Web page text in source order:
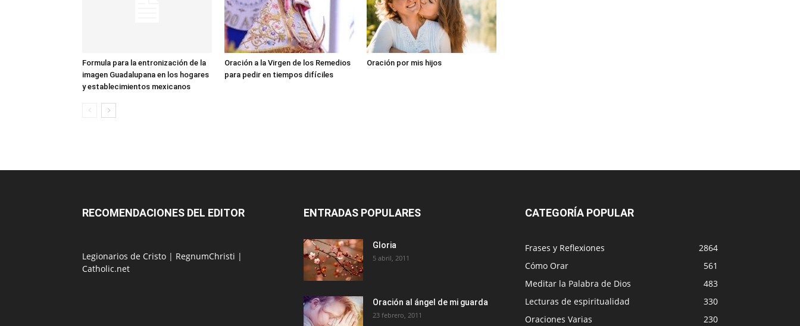
Formula para la entronización de la
imagen Guadalupana en los hogares
y establecimientos mexicanos
Oración a la Virgen de los Remedios
para pedir en tiempos difíciles
Oración por mis hijos
RECOMENDACIONES DEL EDITOR
Legionarios de Cristo | RegnumChristi |
Catholic.net
ENTRADAS POPULARES
Gloria
5 abril, 2011
Oración al ángel de mi guarda
23 febrero, 2011
CATEGORÍA POPULAR
Frases y Reflexiones
2864
Cómo Orar
561
Meditar la Palabra de Dios
483
Lecturas de espiritualidad
330
Oraciones Varias
230